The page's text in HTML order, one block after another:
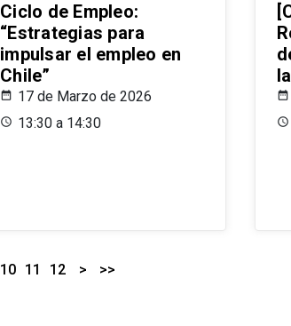
Ciclo de Empleo:
“Estrategias para
impulsar el empleo en
Chile”
17 de Marzo de 2026
13:30 a 14:30
10 11 12 > >>